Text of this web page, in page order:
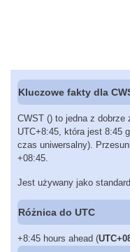
Kluczowe fakty dla
CWST () to jedna z
UTC+8:45, która jest 8:45
czas uniwersalny).
+08:45.
Jest używany jako
Różnica do UTC
+8:45 hours ahead (